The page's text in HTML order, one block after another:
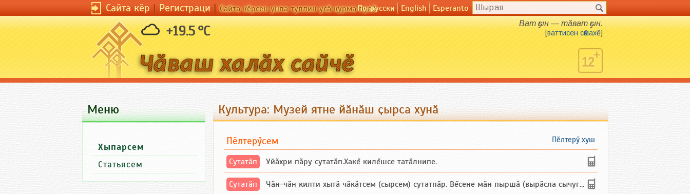
Сайта кӗр|Регистраци|Сайта кӗрсен унпа туллин усӑ курма пулӗПо-русски English Esperanto
+19.5 °C Ват ҫын — тӑват ҫын.
[ваттисен сӑмахӗ]
Культура: Музей ятне йӑнӑш ҫырса хунӑ
Пӗлтерӳ хуш
Пӗлтерӳсем
Сутатӑп Уйăхри пăру сутатăп.Хакĕ килĕшсе татăлнипе.
Сутатӑп Чăн-чăн килти хытă чăкăтсем (сырсем) сутатпăр. Вĕсене мăн пыршă (вырăсла сычуг) ...
Меню
Хыпарсем
Статьясем